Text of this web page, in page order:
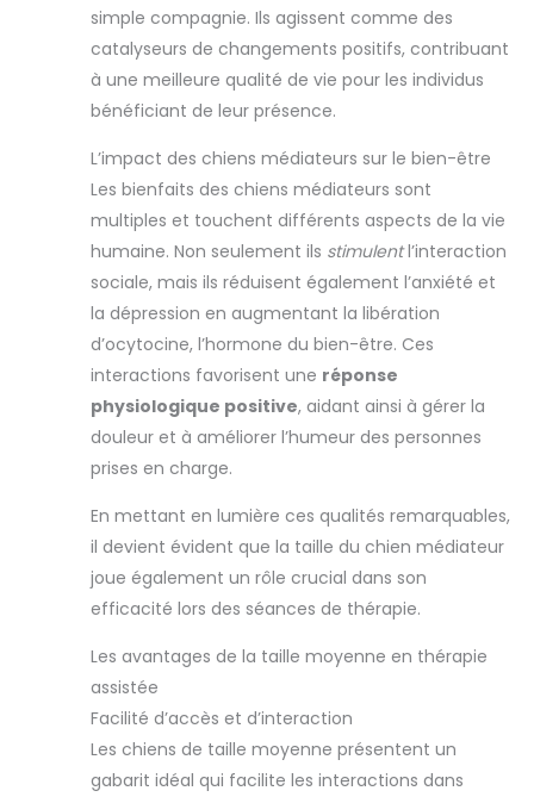
simple compagnie. Ils agissent comme des
catalyseurs de changements positifs, contribuant
à une meilleure qualité de vie pour les individus
bénéficiant de leur présence.
L’impact des chiens médiateurs sur le bien-être
Les bienfaits des chiens médiateurs sont
multiples et touchent différents aspects de la vie
humaine. Non seulement ils stimulentl’interaction
sociale, mais ils réduisent également l’anxiété et
la dépression en augmentant la libération
d’ocytocine, l’hormone du bien-être. Ces
interactions favorisent une réponse
physiologique positive, aidant ainsi à gérer la
douleur et à améliorer l’humeur des personnes
prises en charge.
En mettant en lumière ces qualités remarquables,
il devient évident que la taille du chien médiateur
joue également un rôle crucial dans son
efficacité lors des séances de thérapie.
Les avantages de la taille moyenne en thérapie
assistée
Facilité d’accès et d’interaction
Les chiens de taille moyenne présentent un
gabarit idéal qui facilite les interactions dans